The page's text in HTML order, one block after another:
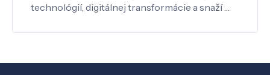
technológií, digitálnej transformácie a snaží …